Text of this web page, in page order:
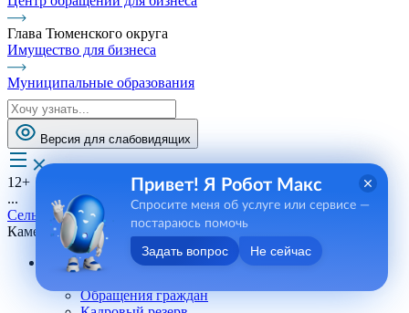
Глава Тюменского округа
Имущество для бизнеса
Муниципальные образования
Версия для слабовидящих
12+
...
Сельские поселения
Каменское СП
Андреевское СП
Обращения граждан
Привет! Я Робот Макс
Спросите меня об услуге или сервисе —
постараюсь помочь
Задать вопрос Не сейчас